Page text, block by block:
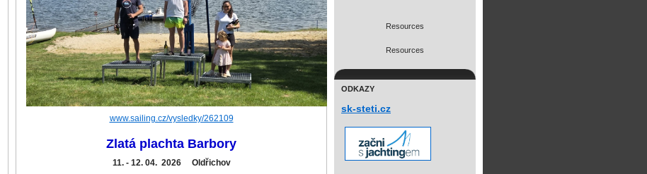
www.sailing.cz/vysledky/262109
Zlatá plachta Barbory
11. - 12. 04. 2026 Oldřichov
Resources
Resources
ODKAZY
sk-steti.cz